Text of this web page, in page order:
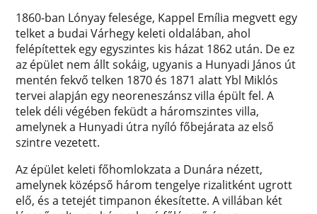
1860-ban Lónyay felesége, Kappel Emília megvett egy
telket a budai Várhegy keleti oldalában, ahol
felépítettek egy egyszintes kis házat 1862 után. De ez
az épület nem állt sokáig, ugyanis a Hunyadi János út
mentén fekvő telken 1870 és 1871 alatt Ybl Miklós
tervei alapján egy neoreneszánsz villa épült fel. A
telek déli végében feküdt a háromszintes villa,
amelynek a Hunyadi útra nyíló főbejárata az első
szintre vezetett.
Az épület keleti főhomlokzata a Dunára nézett,
amelynek középső három tengelye rizalitként ugrott
elő, és a tetejét timpanon ékesítette. A villában két